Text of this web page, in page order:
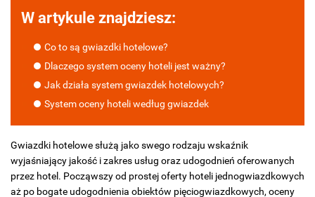
W artykule znajdziesz:
Co to są gwiazdki hotelowe?
Dlaczego system oceny hoteli jest ważny?
Jak działa system gwiazdek hotelowych?
System oceny hoteli według gwiazdek
Gwiazdki hotelowe służą jako swego rodzaju wskaźnik
wyjaśniający jakość i zakres usług oraz udogodnień oferowanych
przez hotel. Począwszy od prostej oferty hoteli jednogwiazdkowych
aż po bogate udogodnienia obiektów pięciogwiazdkowych, oceny